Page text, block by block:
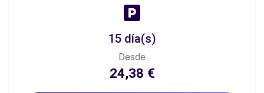
15 día(s)
Desde
24,38 €